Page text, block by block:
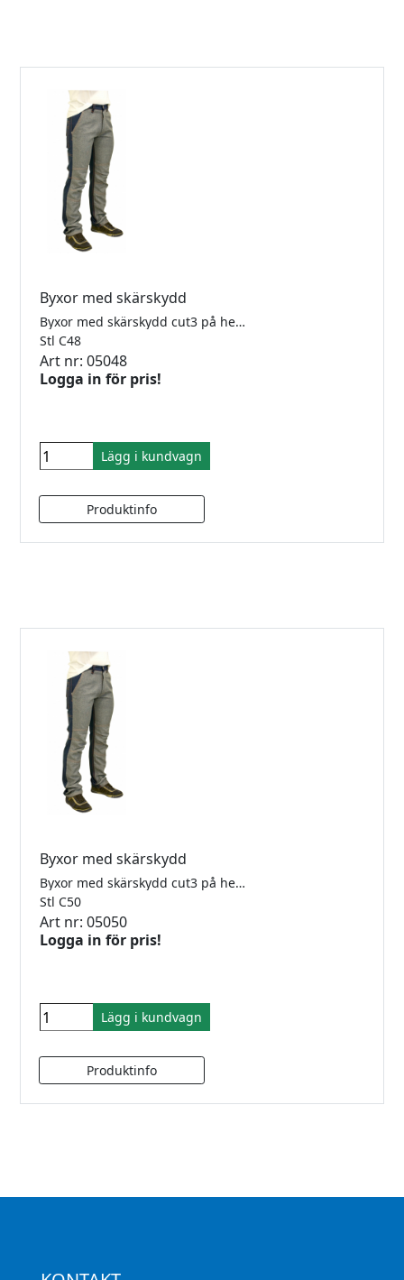
Byxor med skärskydd
Byxor med skärskydd cut3 på hela framsidan. Mycket lätta och bekväma att bära då de väger mindre än ett par jeans
Stl C48
Art nr: 05048
Logga in för pris!
Lägg i kundvagn
Byxor med skärskydd
Byxor med skärskydd cut3 på hela framsidan. Mycket lätta och bekväma att bära då de väger mindre än ett par jeans
Stl C50
Art nr: 05050
Logga in för pris!
Lägg i kundvagn